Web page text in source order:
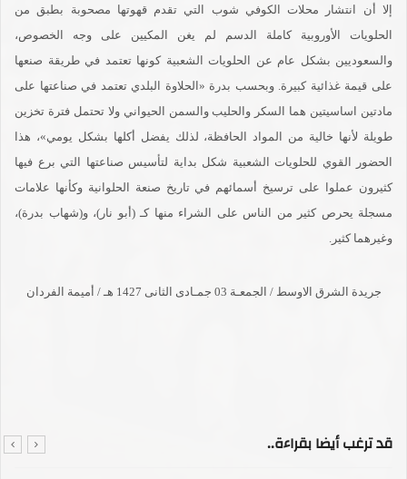
إلا أن انتشار محلات الكوفي شوب التي تقدم قهوتها مصحوبة بطبق من
الحلويات الأوروبية كاملة الدسم لم يغن المكيين على وجه الخصوص،
والسعوديين بشكل عام عن الحلويات الشعبية كونها تعتمد في طريقة صنعها
على قيمة غذائية كبيرة. وبحسب بدرة «الحلاوة البلدي تعتمد في صناعتها على
مادتين اساسيتين هما السكر والحليب والسمن الحيواني ولا تحتمل فترة تخزين
طويلة لأنها خالية من المواد الحافظة، لذلك يفضل أكلها بشكل يومي»، هذا
الحضور القوي للحلويات الشعبية شكل بداية لتأسيس صناعتها التي برع فيها
كثيرون عملوا على ترسيخ أسمائهم في تاريخ صنعة الحلوانية وكأنها علامات
مسجلة يحرص كثير من الناس على الشراء منها كـ (أبو نار)، و(شهاب بدرة)،
وغيرهما كثير.
جريدة الشرق الاوسط / الجمعـة 03 جمـادى الثانى 1427 هـ / أميمة الفردان
قد ترغب أيضا بقراءة..